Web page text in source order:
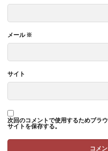
メール※
サイト
次回のコメントで使用するためブラ
サイトを保存する。